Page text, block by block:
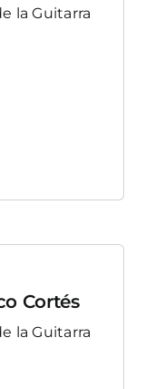
la Guitarra
Cortés
la Guitarra